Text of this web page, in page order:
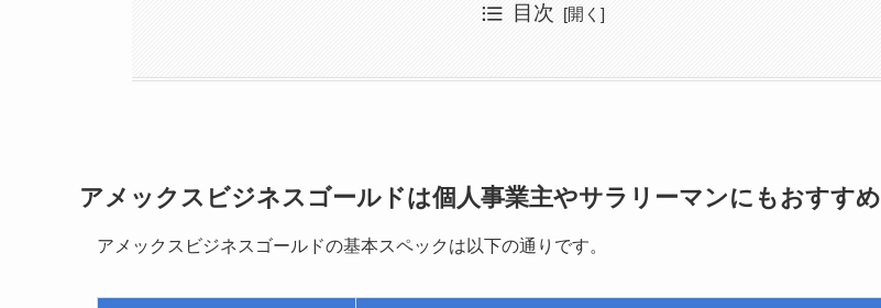
目次
アメックスビジネスゴールドは個人事業主やサラリーマンにもおすすめ
アメックスビジネスゴールドの基本スペックは以下の通りです。